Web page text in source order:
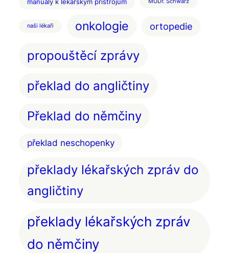
manuály k lékařským přístrojům MUDr. Schwarz
naši lékaři onkologie ortopedie
propouštěcí zprávy
překlad do angličtiny
Překlad do němčiny
překlad neschopenky
překlady lékařských zpráv do
angličtiny
překlady lékařských zpráv
do němčiny